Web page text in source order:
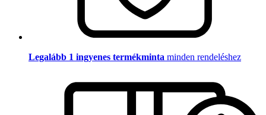
Legalább 1 ingyenes termékminta minden rendeléshez